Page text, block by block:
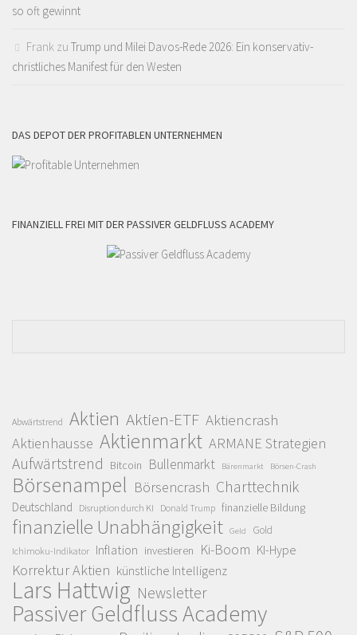
so oft gewinnt
Frank zu Trump und Milei Davos-Rede 2026: Ein konservativ-
christliches Manifest für den Westen
DAS DEPOT DER PROFITABLEN UNTERNEHMEN
FINANZIELL FREI MIT DER PASSIVER GELDFLUSS ACADEMY
Abwärtstrend Aktien Aktien-ETF Aktiencrash
Aktienhausse Aktienmarkt ARMANE Strategien
Aufwärtstrend Bitcoin Bullenmarkt Bärenmarkt Börsen-Crash
Börsenampel Börsencrash Charttechnik
Deutschland Disruption durch KI Donald Trump finanzielle Bildung
finanzielle Unabhängigkeit Geld Gold
Ichimoku-Indikator Inflation investieren Ki-Boom KI-Hype
Korrektur Aktien künstliche Intelligenz
Lars Hattwig Newsletter
Passiver Geldfluss Academy